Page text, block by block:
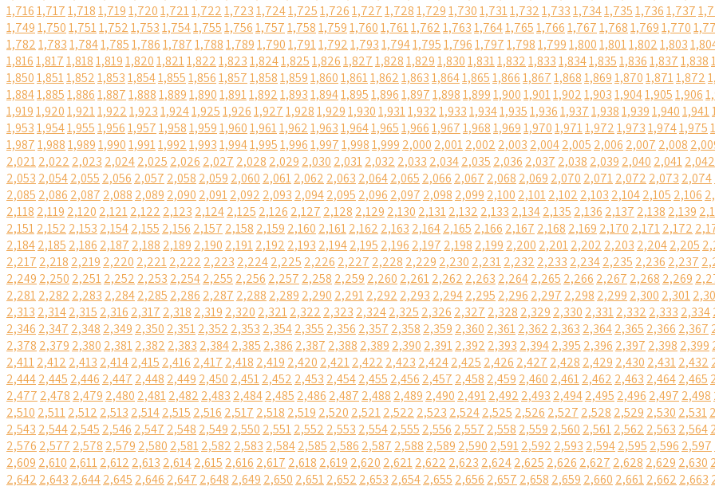
1,7161,7171,7181,7191,7201,7211,7221,7231,7241,7251,7261,7271,7281,7291,7301,7311,7321,7331,7341,7351,7361,737
1,7491,7501,7511,7521,7531,7541,7551,7561,7571,7581,7591,7601,7611,7621,7631,7641,7651,7661,7671,7681,7691,770
1,7821,7831,7841,7851,7861,7871,7881,7891,7901,7911,7921,7931,7941,7951,7961,7971,7981,7991,8001,8011,8021,803
1,8161,8171,8181,8191,8201,8211,8221,8231,8241,8251,8261,8271,8281,8291,8301,8311,8321,8331,8341,8351,8361,8371,838
1,8501,8511,8521,8531,8541,8551,8561,8571,8581,8591,8601,8611,8621,8631,8641,8651,8661,8671,8681,8691,8701,8711,872
1,8841,8851,8861,8871,8881,8891,8901,8911,8921,8931,8941,8951,8961,8971,8981,8991,9001,9011,9021,9031,9041,9051,906
1,9191,9201,9211,9221,9231,9241,9251,9261,9271,9281,9291,9301,9311,9321,9331,9341,9351,9361,9371,9381,9391,9401,941
1,9531,9541,9551,9561,9571,9581,9591,9601,9611,9621,9631,9641,9651,9661,9671,9681,9691,9701,9711,9721,9731,9741,975
1,9871,9881,9891,9901,9911,9921,9931,9941,9951,9961,9971,9981,999 2,000 2,0012,002 2,003 2,0042,005 2,006 2,007 2,008
2,0212,022 2,023 2,0242,025 2,026 2,027 2,028 2,029 2,030 2,0312,032 2,033 2,0342,035 2,036 2,037 2,038 2,039 2,040 2,0412,042
2,053 2,0542,055 2,056 2,057 2,058 2,059 2,060 2,0612,062 2,063 2,0642,065 2,066 2,067 2,068 2,069 2,070 2,0712,072 2,073 2,074
2,085 2,086 2,087 2,088 2,089 2,090 2,0912,092 2,093 2,0942,095 2,096 2,097 2,098 2,099 2,100 2,1012,102 2,103 2,1042,105 2,106
2,118 2,119 2,120 2,1212,122 2,123 2,1242,125 2,126 2,127 2,128 2,129 2,130 2,1312,132 2,133 2,1342,135 2,136 2,137 2,138 2,139
2,1512,152 2,153 2,1542,155 2,156 2,157 2,158 2,159 2,160 2,1612,162 2,163 2,1642,165 2,166 2,167 2,168 2,169 2,170 2,1712,172
2,1842,185 2,186 2,187 2,188 2,189 2,190 2,1912,192 2,193 2,1942,195 2,196 2,197 2,198 2,199 2,200 2,2012,202 2,203 2,2042,205
2,217 2,218 2,219 2,220 2,2212,222 2,223 2,2242,225 2,226 2,227 2,228 2,229 2,230 2,2312,232 2,233 2,2342,235 2,236 2,237
2,249 2,250 2,2512,252 2,253 2,2542,255 2,256 2,257 2,258 2,259 2,260 2,2612,262 2,263 2,2642,265 2,266 2,267 2,268 2,269
2,2812,282 2,283 2,2842,285 2,286 2,287 2,288 2,289 2,290 2,2912,292 2,293 2,2942,295 2,296 2,297 2,298 2,299 2,300 2,301
2,313 2,3142,315 2,316 2,317 2,318 2,319 2,320 2,3212,322 2,323 2,3242,325 2,326 2,327 2,328 2,329 2,330 2,3312,332 2,333 2,334
2,346 2,347 2,348 2,349 2,350 2,3512,352 2,353 2,3542,355 2,356 2,357 2,358 2,359 2,360 2,3612,362 2,363 2,3642,365 2,366 2,367
2,378 2,379 2,380 2,3812,382 2,383 2,3842,385 2,386 2,387 2,388 2,389 2,390 2,3912,392 2,393 2,3942,395 2,396 2,397 2,398 2,399
2,4112,412 2,413 2,4142,415 2,416 2,417 2,418 2,419 2,420 2,4212,422 2,423 2,4242,425 2,426 2,427 2,428 2,429 2,430 2,4312,432
2,4442,445 2,446 2,447 2,448 2,449 2,450 2,4512,452 2,453 2,4542,455 2,456 2,457 2,458 2,459 2,460 2,4612,462 2,463 2,4642,465
2,477 2,478 2,479 2,480 2,4812,482 2,483 2,4842,485 2,486 2,487 2,488 2,489 2,490 2,4912,492 2,493 2,4942,495 2,496 2,497 2,498
2,510 2,5112,512 2,513 2,5142,515 2,516 2,517 2,518 2,519 2,520 2,5212,522 2,523 2,5242,525 2,526 2,527 2,528 2,529 2,530 2,531
2,543 2,5442,545 2,546 2,547 2,548 2,549 2,550 2,5512,552 2,553 2,5542,555 2,556 2,557 2,558 2,559 2,560 2,5612,562 2,563 2,564
2,576 2,577 2,578 2,579 2,580 2,5812,582 2,583 2,5842,585 2,586 2,587 2,588 2,589 2,590 2,5912,592 2,593 2,5942,595 2,596 2,597
2,609 2,610 2,6112,612 2,613 2,6142,615 2,616 2,617 2,618 2,619 2,620 2,6212,622 2,623 2,6242,625 2,626 2,627 2,628 2,629 2,630
2,642 2,643 2,6442,645 2,646 2,647 2,648 2,649 2,650 2,6512,652 2,653 2,6542,655 2,656 2,657 2,658 2,659 2,660 2,6612,662 2,663